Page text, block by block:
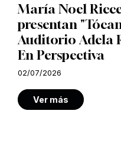
María Noel
presentan
Auditorio Adela
En Perspectiva
02/07/2026
Ver más